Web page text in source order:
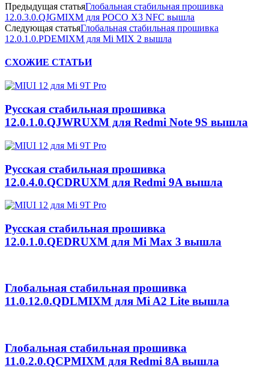
Предыдущая статьяГлобальная стабильная прошивка
12.0.3.0.QJGMIXM для POCO X3 NFC вышла
Следующая статьяГлобальная стабильная прошивка
12.0.1.0.PDEMIXM для Mi MIX 2 вышла
СХОЖИЕ СТАТЬИ
Русская стабильная прошивка
12.0.1.0.QJWRUXM для Redmi Note 9S вышла
Русская стабильная прошивка
12.0.4.0.QCDRUXM для Redmi 9A вышла
Русская стабильная прошивка
12.0.1.0.QEDRUXM для Mi Max 3 вышла
Глобальная стабильная прошивка
11.0.12.0.QDLMIXM для Mi A2 Lite вышла
Глобальная стабильная прошивка
11.0.2.0.QCPMIXM для Redmi 8A вышла